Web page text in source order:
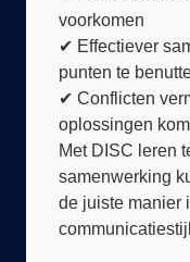
✔ Effectiever
punten te
✔ Conflicten
oplossingen
Met DISC leren
samenwerking
de juiste manier